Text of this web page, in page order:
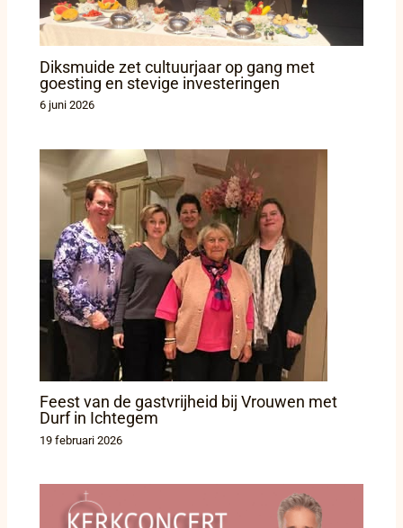
Diksmuide zet cultuurjaar op gang met
goesting en stevige investeringen
6 juni 2026
Feest van de gastvrijheid bij Vrouwen met
Durf in Ichtegem
19 februari 2026